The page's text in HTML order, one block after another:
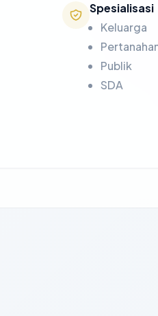
Spesialisasi
Keluarga
Publik
SDA